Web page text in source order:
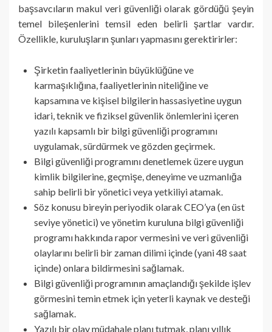
başsavcıların makul veri güvenliği olarak gördüğü şeyin
temel bileşenlerini temsil eden belirli şartlar vardır.
Özellikle, kuruluşların şunları yapmasını gerektirirler:
Şirketin faaliyetlerinin büyüklüğüne ve
karmaşıklığına, faaliyetlerinin niteliğine ve
kapsamına ve kişisel bilgilerin hassasiyetine uygun
idari, teknik ve fiziksel güvenlik önlemlerini içeren
yazılı kapsamlı bir bilgi güvenliği programını
uygulamak, sürdürmek ve gözden geçirmek.
Bilgi güvenliği programını denetlemek üzere uygun
kimlik bilgilerine, geçmişe, deneyime ve uzmanlığa
sahip belirli bir yönetici veya yetkiliyi atamak.
Söz konusu bireyin periyodik olarak CEO’ya (en üst
seviye yönetici) ve yönetim kuruluna bilgi güvenliği
programı hakkında rapor vermesini ve veri güvenliği
olaylarını belirli bir zaman dilimi içinde (yani 48 saat
içinde) onlara bildirmesini sağlamak.
Bilgi güvenliği programının amaçlandığı şekilde işlev
görmesini temin etmek için yeterli kaynak ve desteği
sağlamak.
Yazılı bir olay müdahale planı tutmak, planı yıllık